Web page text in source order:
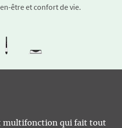
être et confort de vie.
qui fait tout